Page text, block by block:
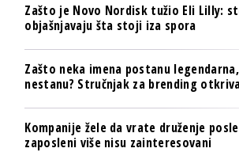
Zašto je Novo Nordisk tužio Eli Lilly:
objašnjavaju šta stoji iza spora
Zašto neka imena postanu
nestanu? Stručnjak za brending
Kompanije žele da vrate druženje
zaposleni više nisu zainteresovani